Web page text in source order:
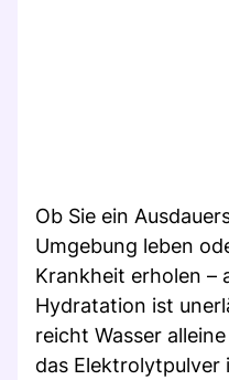
Ob Sie ein
Umgebung leben
Krankheit erholen –
Hydratation ist
reicht Wasser
das Elektrolytpulver